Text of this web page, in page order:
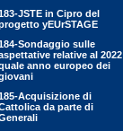
JSTE in Cipro del
yEUrSTAGE
Sondaggio sulle
relative al 2022
anno europeo dei
Acquisizione di
da parte di